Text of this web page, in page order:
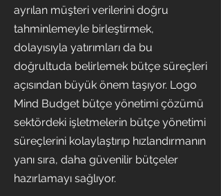
ayrılan müşteri verilerini doğru
tahminlemeyle birleştirmek,
dolayısıyla yatırımları da bu
doğrultuda belirlemek bütçe süreçleri
açısından büyük önem taşıyor. Logo
Mind Budget bütçe yönetimi çözümü
sektördeki işletmelerin bütçe yönetimi
süreçlerini kolaylaştırıp hızlandırmanın
yanı sıra, daha güvenilir bütçeler
hazırlamayı sağlıyor.